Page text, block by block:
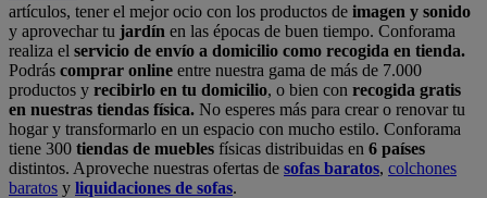
artículos, tener el mejor ocio con los productos de imagen y sonido
y aprovechar tu jardín en las épocas de buen tiempo. Conforama
realiza el servicio de envío a domicilio como recogida en tienda.
Podrás comprar online entre nuestra gama de más de 7.000
productos y recibirlo en tu domicilio, o bien con recogida gratis
en nuestras tiendas física. No esperes más para crear o renovar tu
hogar y transformarlo en un espacio con mucho estilo. Conforama
tiene 300 tiendas de muebles físicas distribuidas en 6 países
distintos. Aproveche nuestras ofertas de sofas baratos, colchones
baratos y liquidaciones de sofas.